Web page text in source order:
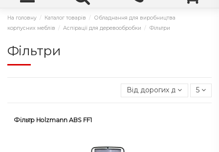
На головну Каталог товарів
Обладнання для виробництва
корпусних меблів
Аспірації для деревообробки Фільтри
Фільтри
Від дорогих до дешевих
5
Фільтр Holzmann ABS FF1